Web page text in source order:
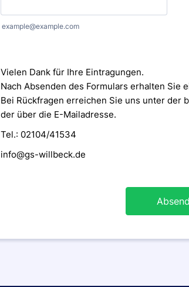
example@example.com
Vielen Dank für Ihre Eintragungen.
Nach Absenden des Formulars erhalten Sie
Bei Rückfragen erreichen Sie uns unter der
der über die E-Mailadresse.
Tel.: 02104/41534
info@gs-willbeck.de